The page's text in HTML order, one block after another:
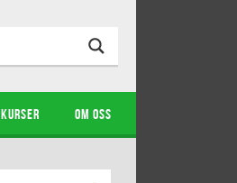
KURSER OM OSS